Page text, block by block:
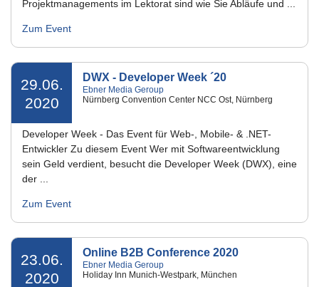
Projektmanagements im Lektorat sind wie Sie Abläufe und ...
Zum Event
29.06.
2020
DWX - Developer Week ´20
Ebner Media Geroup
Nürnberg Convention Center NCC Ost, Nürnberg
Developer Week - Das Event für Web-, Mobile- & .NET-
Entwickler Zu diesem Event Wer mit Softwareentwicklung
sein Geld verdient, besucht die Developer Week (DWX), eine
der ...
Zum Event
23.06.
2020
Online B2B Conference 2020
Ebner Media Geroup
Holiday Inn Munich-Westpark, München